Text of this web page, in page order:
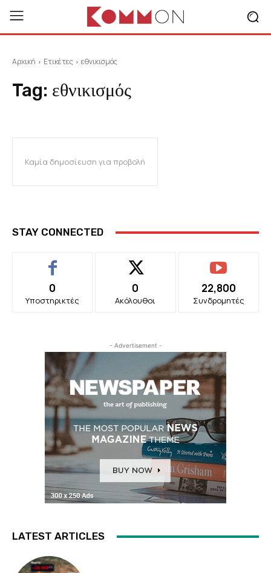
Αρχική Ετικέτες εθνικισμός
Tag: εθνικισμός
Καμία δημοσίευση για προβολή
STAY CONNECTED
0
Υποστηρικτές
0
Ακόλουθοι
22,800
Συνδρομητές
- Advertisement -
LATEST ARTICLES